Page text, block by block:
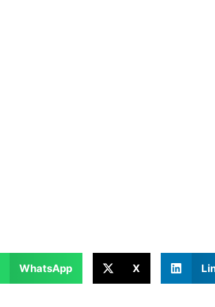
WhatsApp X